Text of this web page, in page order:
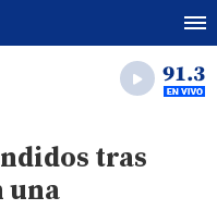
tras
una